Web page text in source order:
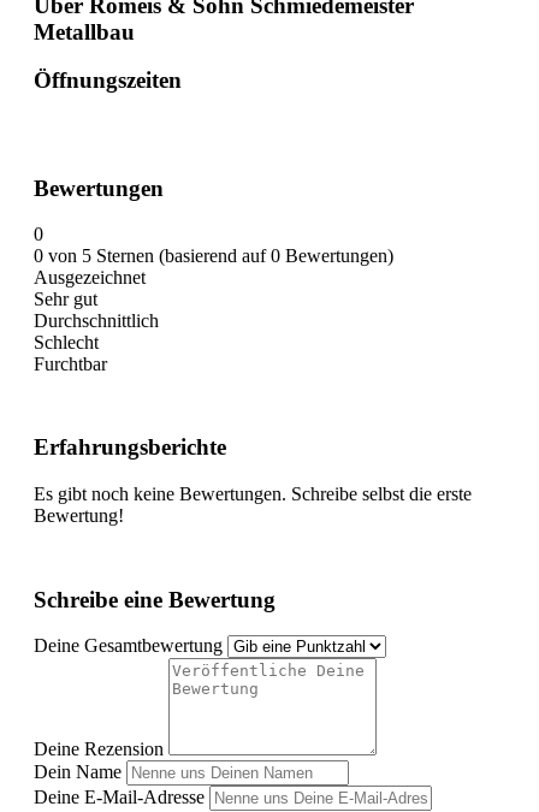
Metallbau
Öffnungszeiten
Bewertungen
0
0 von 5 Sternen (basierend auf 0 Bewertungen)
Ausgezeichnet
Sehr gut
Durchschnittlich
Schlecht
Furchtbar
Erfahrungsberichte
Es gibt noch keine Bewertungen. Schreibe selbst die erste
Bewertung!
Schreibe eine Bewertung
Deine Gesamtbewertung
Deine Rezension
Dein Name
Deine E-Mail-Adresse